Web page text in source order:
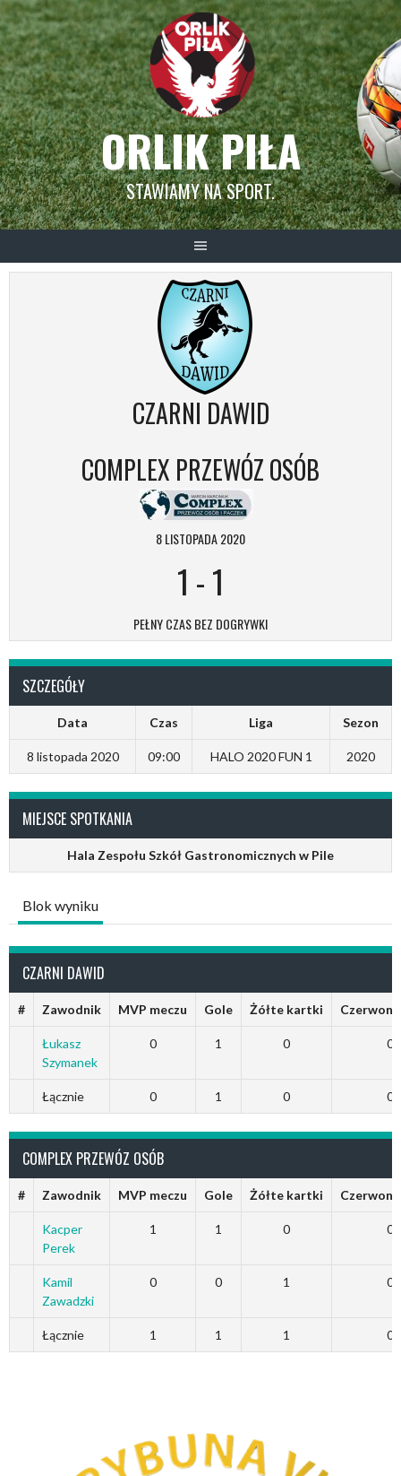
Skip
to
content
ORLIK PIŁA
STAWIAMY NA SPORT.
CZARNI DAWID
COMPLEX PRZEWÓZ OSÓB
8 LISTOPADA 2020
1 -1
PEŁNY CZAS BEZ DOGRYWKI
SZCZEGÓŁY
Data Czas Liga Sezon
8 listopada 2020 09:00 HALO 2020 FUN 1 2020
MIEJSCE SPOTKANIA
Hala Zespołu Szkół Gastronomicznych w Pile
Blok wyniku
CZARNI DAWID
# Zawodnik MVP meczu Gole Żółte kartki
Łukasz
Szymanek
0 1 0 0
Łącznie 0 1 0 0
COMPLEX PRZEWÓZ OSÓB
# Zawodnik MVP meczu Gole Żółte kartki
Kacper
Perek
1 1 0 0
Kamil
Zawadzki
0 0 1 0
Łącznie 1 1 1 0